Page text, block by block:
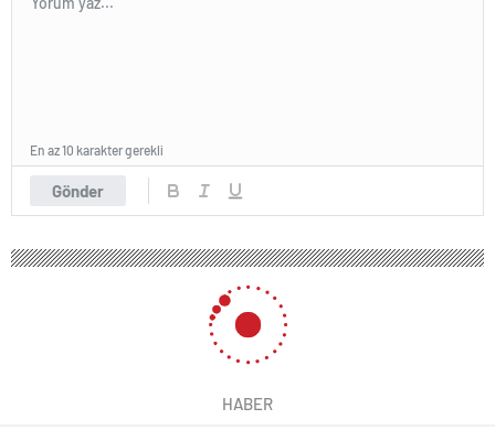
Gönder
En az 10 karakter gerekli
HABER